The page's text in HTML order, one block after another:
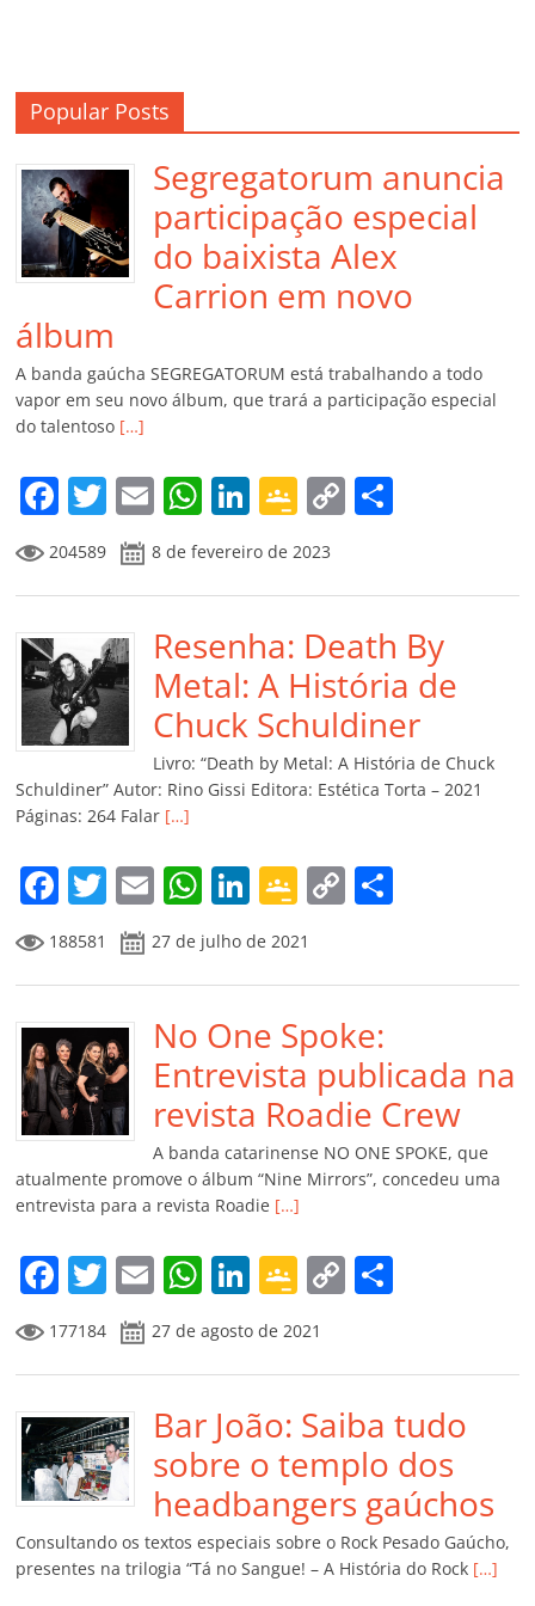
Popular Posts
Segregatorum anuncia
participação especial
do baixista Alex
Carrion em novo
álbum
A banda gaúcha SEGREGATORUM está trabalhando a todo
vapor em seu novo álbum, que trará a participação especial
do talentoso […]
F
a
c
e
b
o
o
k
T
w
itt
er
E
m
ai
l
W
at
s
A
p
p
Li
k
e
dI
n
G
o
o
gl
e
Cl
a
ss
ro
m
C
y
Li
n
k
p
ar
til
h
ar
204589 8 de fevereiro de 2023
Resenha: Death By
Metal: A História de
Chuck Schuldiner
Livro: “Death by Metal: A História de Chuck
Schuldiner” Autor: Rino Gissi Editora: Estética Torta – 2021
Páginas: 264 Falar […]
F
a
c
e
b
o
o
k
T
w
itt
er
E
m
ai
l
W
h
at
s
A
p
p
Li
n
k
e
dI
n
G
o
o
gl
e
Cl
a
ss
ro
o
m
C
y
Li
n
k
p
til
h
ar
188581 27 de julho de 2021
No One Spoke:
Entrevista publicada na
revista Roadie Crew
A banda catarinense NO ONE SPOKE, que
atualmente promove o álbum “Nine Mirrors”, concedeu uma
entrevista para a revista Roadie […]
F
a
c
e
b
o
o
k
T
w
itt
er
E
m
ai
l
W
at
s
A
p
p
Li
n
k
e
dI
n
G
o
o
gl
e
Cl
a
ss
ro
C
y
Li
n
k
p
ar
til
h
ar
177184 27 de agosto de 2021
Bar João: Saiba tudo
sobre o templo dos
headbangers gaúchos
Consultando os textos especiais sobre o Rock Pesado Gaúcho,
presentes na trilogia “Tá no Sangue! – A História do Rock […]